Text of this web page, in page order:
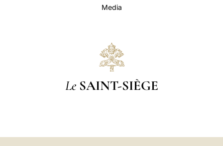
Media
Le SAINT-SIÈGE